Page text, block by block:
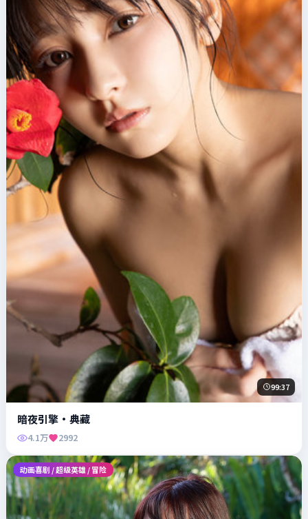
99:37
暗夜引擎·典藏
4.1万 2992
动画喜剧 / 超级英雄 / 冒险